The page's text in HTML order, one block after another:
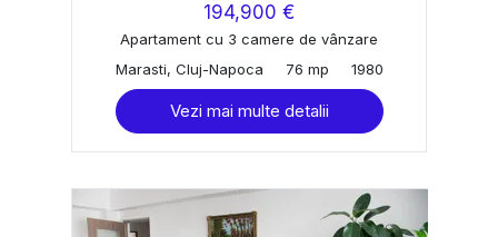
194,900 €
Apartament cu 3 camere de vânzare
Marasti, Cluj-Napoca
76 mp 1980
Vezi mai multe detalii